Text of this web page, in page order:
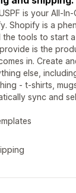
is your All-
Shopify is a
tools to start a
is the
in. Create
else,
- t-shirts,
sync and